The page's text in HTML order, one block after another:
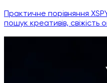
Практичне порівняння
пошук креативів, свіжість